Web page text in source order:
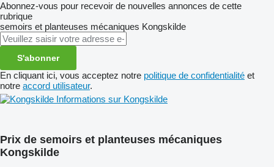
Abonnez-vous pour recevoir de nouvelles annonces de cette
rubrique
semoirs et planteuses mécaniques Kongskilde
S'abonner
En cliquant ici, vous acceptez notre politique de confidentialité et
notre accord utilisateur.
Informations sur Kongskilde
Prix de semoirs et planteuses mécaniques
Kongskilde